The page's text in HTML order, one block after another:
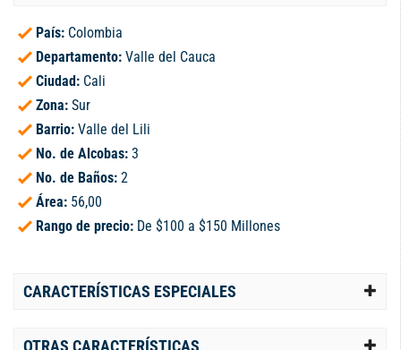
País: Colombia
Departamento: Valle del Cauca
Ciudad: Cali
Zona: Sur
Barrio: Valle del Lili
No. de Alcobas: 3
No. de Baños: 2
Área: 56,00
Rango de precio: De $100 a $150 Millones
CARACTERÍSTICAS ESPECIALES
OTRAS CARACTERÍSTICAS